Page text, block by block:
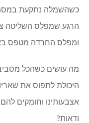
כשהשמלה נתקעת
הרגע שמפלס השליטה
ומפלס החרדה מטפס
מה עושים כשהכל
היכולת לתפוס את
אצבעותינו וחומקים
ודאות?